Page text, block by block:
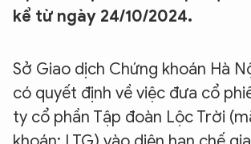
kể từ ngày 24/10/2024.
Sở Giao dịch Chứng khoán Hà
có quyết định về việc đưa cổ
ty cổ phần Tập đoàn Lộc Trời